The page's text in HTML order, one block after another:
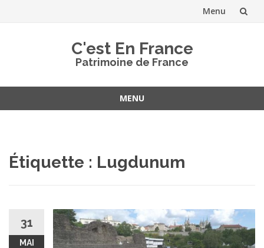
Menu
C'est En France
Patrimoine de France
MENU
Étiquette : Lugdunum
31
MAI